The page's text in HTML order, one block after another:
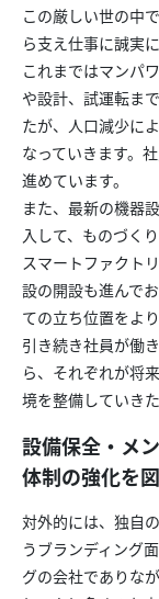
この厳しい世の中
ら支え仕事に誠実
これまではマンパ
や設計、試運転ま
たが、人口減少に
なっていきます。
進めています。
また、最新の機器
入して、ものづく
スマートファクト
設の開設も進んで
ての立ち位置をよ
引き続き社員が働
ら、それぞれが将
境を整備していき
設備保全・メ
体制の強化を
対外的には、独自
うブランディング
グの会社でありな